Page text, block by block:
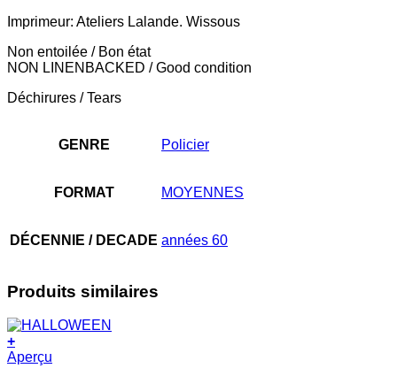
Imprimeur: Ateliers Lalande. Wissous
Non entoilée / Bon état
NON LINENBACKED / Good condition
Déchirures / Tears
GENRE Policier
FORMAT MOYENNES
DÉCENNIE / DECADE années 60
Produits similaires
+
Aperçu